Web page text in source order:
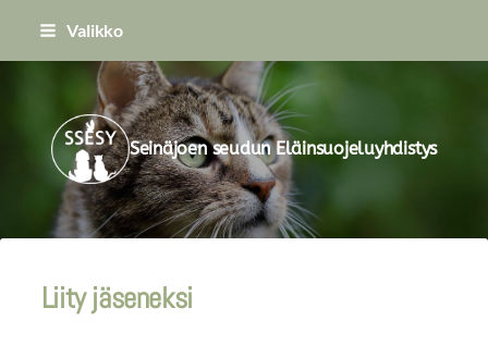
Siirry
Valikko
Seinäjoen seudun Eläinsuojeluyhdistys
Liity jäseneksi